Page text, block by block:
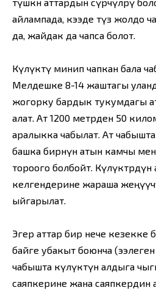
айлампада, кээде түз жолдо
да, жайдак да чапса болот.
Күлүктү минип чапкан бала
Мелдешке 8-14 жаштагы
жогорку бардык тукумдагы
алат. Ат 1200 метрден 50
аралыкка чабылат. Ат
башка бирөөнүн атын камчы
тороого болбойт.
келгендерине жараша
ыйгарылат.
Эгер аттар бир нече кезекке
байге убакыт боюнча
чабышта күлүктүн алдыга
саяпкерине жана саяпкердин